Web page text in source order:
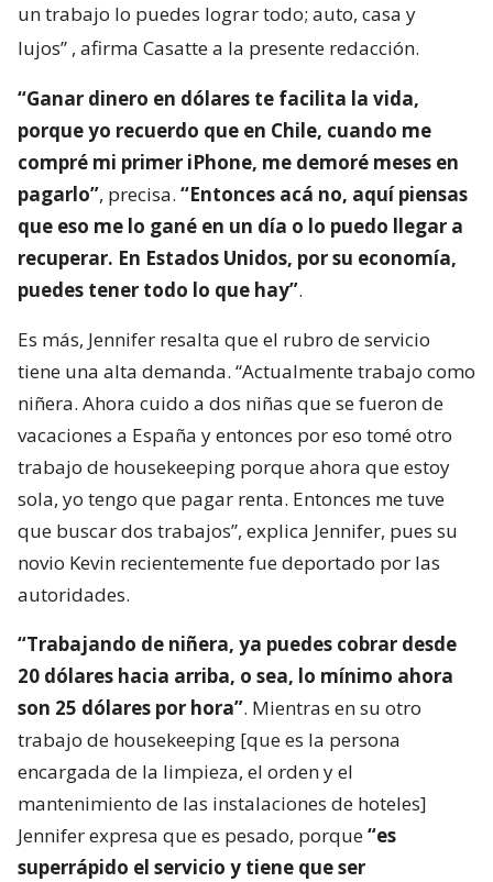
un trabajo lo puedes lograr todo; auto, casa y
lujos” , afirma Casatte a la presente redacción.
“Ganar dinero en dólares te facilita la vida,
porque yo recuerdo que en Chile, cuando me
compré mi primer iPhone, me demoré meses en
pagarlo”, precisa. “Entonces acá no, aquí piensas
que eso me lo gané en un día o lo puedo llegar a
recuperar. En Estados Unidos, por su economía,
puedes tener todo lo que hay”.
Es más, Jennifer resalta que el rubro de servicio
tiene una alta demanda. “Actualmente trabajo como
niñera. Ahora cuido a dos niñas que se fueron de
vacaciones a España y entonces por eso tomé otro
trabajo de housekeeping porque ahora que estoy
sola, yo tengo que pagar renta. Entonces me tuve
que buscar dos trabajos”, explica Jennifer, pues su
novio Kevin recientemente fue deportado por las
autoridades.
“Trabajando de niñera, ya puedes cobrar desde
20 dólares hacia arriba, o sea, lo mínimo ahora
son 25 dólares por hora”. Mientras en su otro
trabajo de housekeeping [que es la persona
encargada de la limpieza, el orden y el
mantenimiento de las instalaciones de hoteles]
Jennifer expresa que es pesado, porque“es
superrápido el servicio y tiene que ser